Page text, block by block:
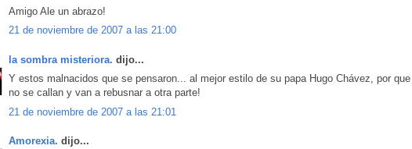
Amigo Ale un abrazo!
21 de noviembre de 2007 a las 21:00
la sombra misteriora. dijo...
Y estos malnacidos que se pensaron... al mejor estilo de su papa Hugo Chávez, por que
no se callan y van a rebusnar a otra parte!
21 de noviembre de 2007 a las 21:01
Amorexia. dijo...